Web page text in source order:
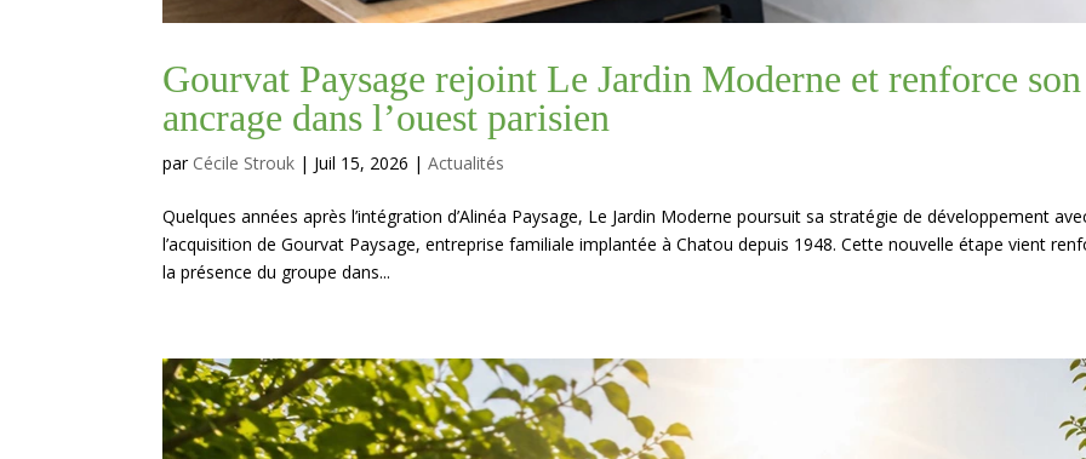
Gourvat Paysage rejoint Le Jardin Moderne et renforce son
ancrage dans l’ouest parisien
par Cécile Strouk | Juil 15, 2026 |Actualités
Quelques années après l’intégration d’Alinéa Paysage, Le Jardin Moderne poursuit sa stratégie de développement
l’acquisition de Gourvat Paysage, entreprise familiale implantée à Chatou depuis 1948. Cette nouvelle étape vient
la présence du groupe dans...